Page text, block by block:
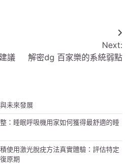
議
Next:
解密dg 百家樂的系統弱點
未來發展
：睡眠呼吸機用家如何獲得最舒適的睡
使用激光脫疣方法真實體驗：評估特定
原期